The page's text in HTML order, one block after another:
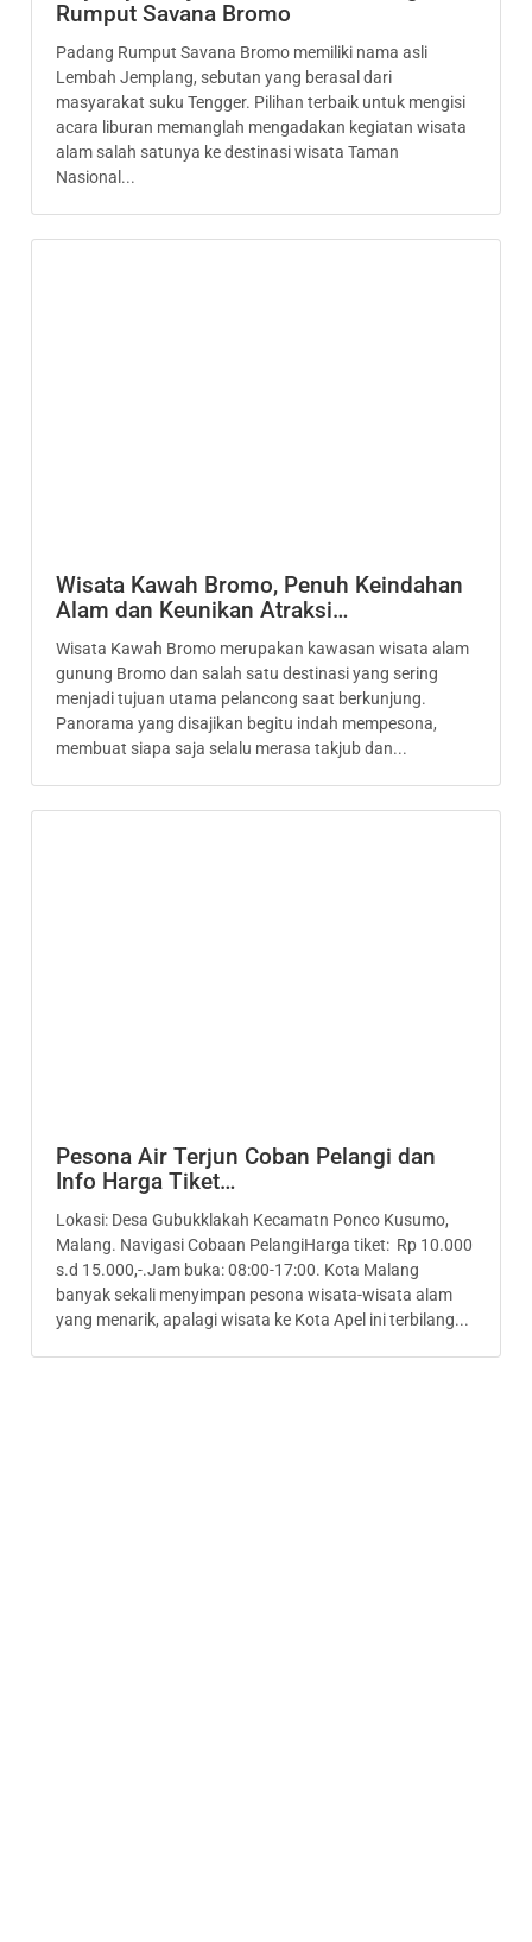
Rumput Savana Bromo
Padang Rumput Savana Bromo memiliki nama asli
Lembah Jemplang, sebutan yang berasal dari
masyarakat suku Tengger. Pilihan terbaik untuk mengisi
acara liburan memanglah mengadakan kegiatan wisata
alam salah satunya ke destinasi wisata Taman
Nasional...
Wisata Kawah Bromo, Penuh Keindahan
Alam dan Keunikan Atraksi…
Wisata Kawah Bromo merupakan kawasan wisata alam
gunung Bromo dan salah satu destinasi yang sering
menjadi tujuan utama pelancong saat berkunjung.
Panorama yang disajikan begitu indah mempesona,
membuat siapa saja selalu merasa takjub dan...
Pesona Air Terjun Coban Pelangi dan
Info Harga Tiket…
Lokasi: Desa Gubukklakah Kecamatn Ponco Kusumo,
Malang. Navigasi Cobaan PelangiHarga tiket: Rp 10.000
s.d 15.000,-.Jam buka: 08:00-17:00. Kota Malang
banyak sekali menyimpan pesona wisata-wisata alam
yang menarik, apalagi wisata ke Kota Apel ini terbilang...